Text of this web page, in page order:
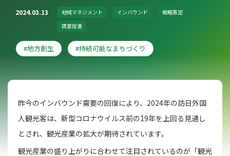
2024.03.13 地域マネジメント インバウンド
戦略策定
誘客促進
地方創生 持続可能なまちづくり
昨今のインバウンド需要の回復により、2024年の訪日外国
人観光客は、新型コロナウイルス前の19年を上回る見通し
とされ、観光産業の拡大が期待されています。
観光産業の盛り上がりに合わせて注目されているのが「観光